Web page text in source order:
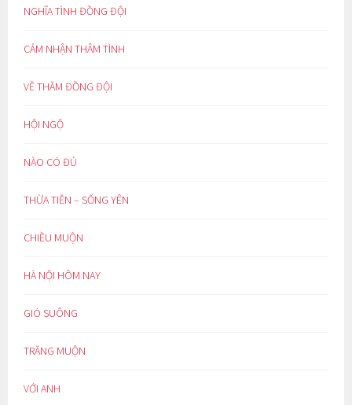
NGHĨA TÌNH ĐỒNG ĐỘI
CẢM NHẬN THÂM TÌNH
VỀ THĂM ĐỒNG ĐỘI
HỘI NGỘ
NÀO CÓ ĐỦ
THỪA TIỀN – SỐNG YÊN
CHIỀU MUỘN
HÀ NỘI HÔM NAY
GIÓ SUÔNG
TRĂNG MUỘN
VỚI ANH